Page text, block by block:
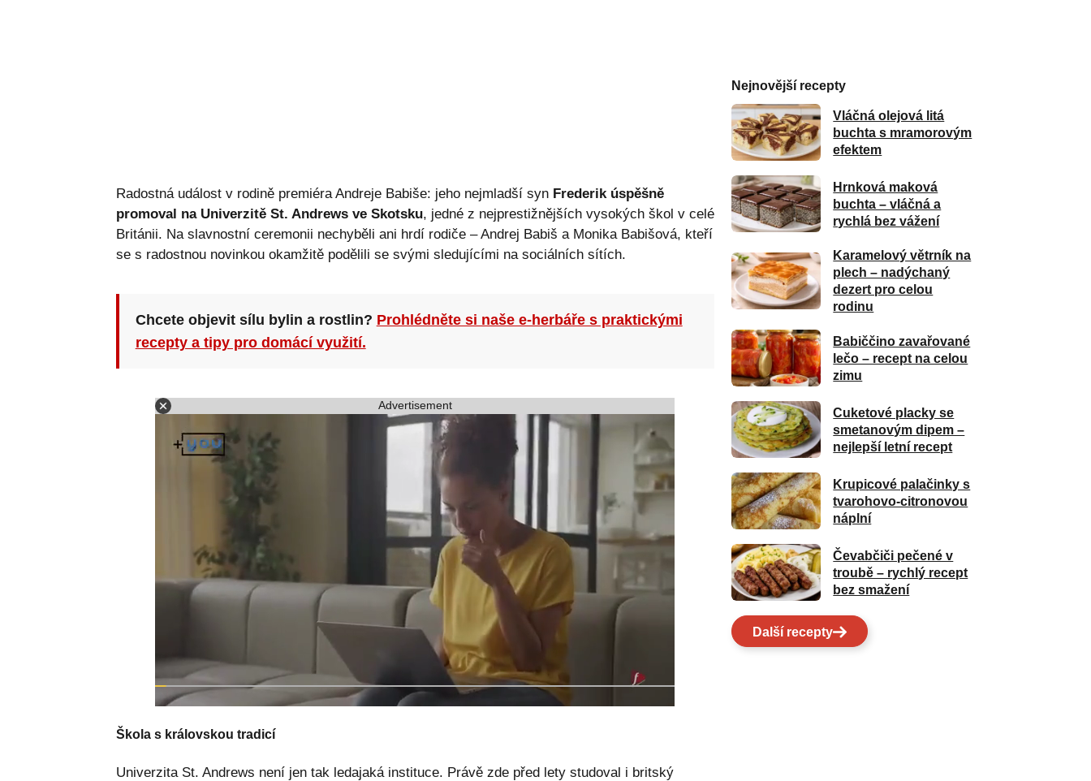
Radostná událost v rodině premiéra Andreje Babiše: jeho nejmladší syn Frederik úspěšně
promoval na Univerzitě St. Andrews ve Skotsku, jedné z nejprestižnějších vysokých škol v celé
Británii. Na slavnostní ceremonii nechyběli ani hrdí rodiče – Andrej Babiš a Monika Babišová, kteří
se s radostnou novinkou okamžitě podělili se svými sledujícími na sociálních sítích.
Chcete objevit sílu bylin a rostlin? Prohlédněte si naše e-herbáře s praktickými
recepty a tipy pro domácí využití.
Advertisement
Škola s královskou tradicí
Univerzita St. Andrews není jen tak ledajaká instituce. Právě zde před lety studoval i britský
Nejnovější recepty
Vláčná olejová litá
buchta s mramorovým
efektem
Hrnková maková
buchta – vláčná a
rychlá bez vážení
Karamelový větrník na
plech – nadýchaný
dezert pro celou
rodinu
Babiččino zavařované
lečo – recept na celou
zimu
Cuketové placky se
smetanovým dipem –
nejlepší letní recept
Krupicové palačinky s
tvarohovo-citronovou
náplní
Čevabčiči pečené v
troubě – rychlý recept
bez smažení
Další recepty